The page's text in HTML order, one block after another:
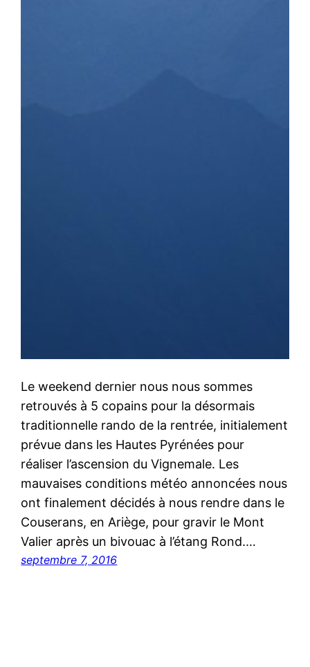
Le weekend dernier nous nous sommes
retrouvés à 5 copains pour la désormais
traditionnelle rando de la rentrée, initialement
prévue dans les Hautes Pyrénées pour
réaliser l’ascension du Vignemale. Les
mauvaises conditions météo annoncées nous
ont finalement décidés à nous rendre dans le
Couserans, en Ariège, pour gravir le Mont
Valier après un bivouac à l’étang Rond.…
septembre 7, 2016